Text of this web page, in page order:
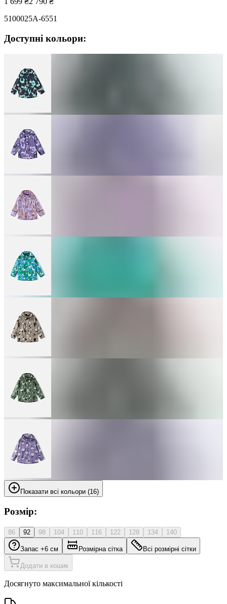
5100025A-6551
Доступні кольори:
Показати всі кольори (16)
Розмір:
86 92 98 104 110 116 122 128 134 140
Запас +6 см Розмірна сітка Всі розмірні сітки
Додати в кошик
Досягнуто максимальної кількості